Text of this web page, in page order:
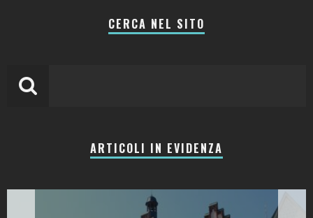
CERCA NEL SITO
ARTICOLI IN EVIDENZA